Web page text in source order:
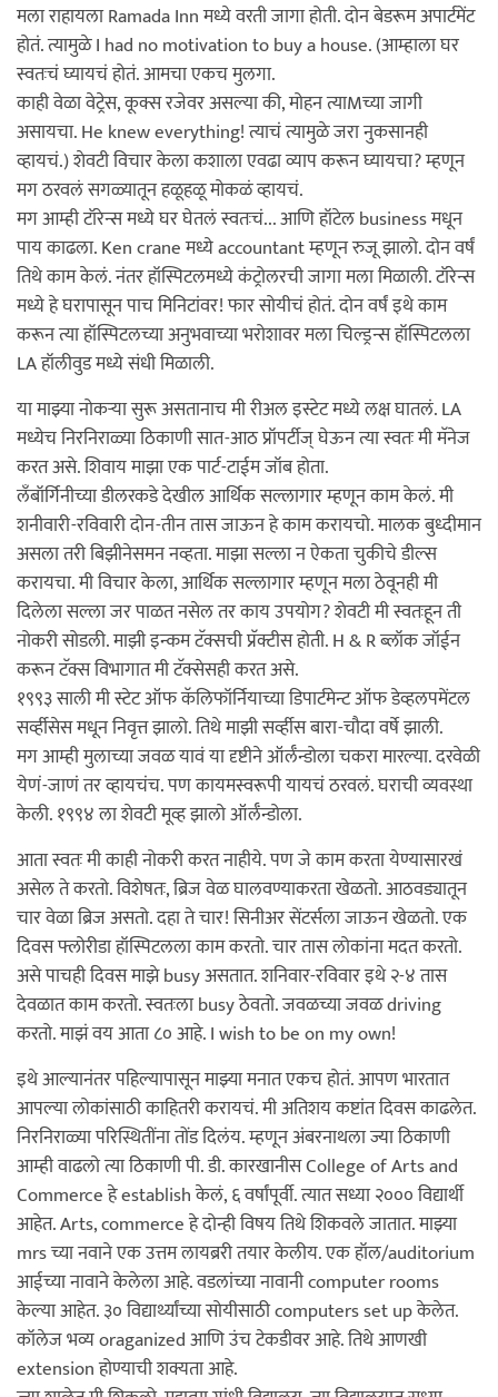
मला राहायला Ramada Inn मध्ये वरती जागा होती. दोन बेडरूम अपार्टमेंट
होतं. त्यामुळे I had no motivation to buy a house. (आम्हाला घर
स्वतःचं घ्यायचं होतं. आमचा एकच मुलगा.
काही वेळा वेट्रेस, कूक्स रजेवर असल्या की, मोहन त्याMच्या जागी
असायचा. He knew everything! त्याचं त्यामुळे जरा नुकसानही
व्हायचं.) शेवटी विचार केला कशाला एवढा व्याप करून घ्यायचा? म्हणून
मग ठरवलं सगळ्यातून हळूहळू मोकळं व्हायचं.
मग आम्ही टॉरेन्स मध्ये घर घेतलं स्वतःचं... आणि हॉटेल business मधून
पाय काढला. Ken crane मध्ये accountant म्हणून रुजू झालो. दोन वर्षं
तिथे काम केलं. नंतर हॉस्पिटलमध्ये कंट्रोलरची जागा मला मिळाली. टॉरेन्स
मध्ये हे घरापासून पाच मिनिटांवर! फार सोयीचं होतं. दोन वर्षं इथे काम
करून त्या हॉस्पिटलच्या अनुभवाच्या भरोशावर मला चिल्ड्रन्स हॉस्पिटलला
LA हॉलीवुड मध्ये संधी मिळाली.
या माझ्या नोकर्‍या सुरू असतानाच मी रीअल इस्टेट मध्ये लक्ष घातलं. LA
मध्येच निरनिराळ्या ठिकाणी सात-आठ प्रॉपर्टीज् घेऊन त्या स्वतः मी मॅनेज
करत असे. शिवाय माझा एक पार्ट-टाईम जॉब होता.
लँबॉर्गिनीच्या डीलरकडे देखील आर्थिक सल्लागार म्हणून काम केलं. मी
शनीवारी-रविवारी दोन-तीन तास जाऊन हे काम करायचो. मालक बुध्दीमान
असला तरी बिझीनेसमन नव्हता. माझा सल्ला न ऐकता चुकीचे डील्स
करायचा. मी विचार केला, आर्थिक सल्लागार म्हणून मला ठेवूनही मी
दिलेला सल्ला जर पाळत नसेल तर काय उपयोग? शेवटी मी स्वतःहून ती
नोकरी सोडली. माझी इन्कम टॅक्सची प्रॅक्टीस होती. H & R ब्लॉक जॉईन
करून टॅक्स विभागात मी टॅक्सेसही करत असे.
१९९३ साली मी स्टेट ऑफ कॅलिफॉर्नियाच्या डिपार्टमेन्ट ऑफ डेव्हलपमेंटल
सर्व्हीसेस मधून निवृत्त झालो. तिथे माझी सर्व्हीस बारा-चौदा वर्षे झाली.
मग आम्ही मुलाच्या जवळ यावं या दृष्टीने ऑर्लँन्डोला चकरा मारल्या. दरवेळी
येणं-जाणं तर व्हायचंच. पण कायमस्वरूपी यायचं ठरवलं. घराची व्यवस्था
केली. १९९४ ला शेवटी मूव्ह झालो ऑर्लँन्डोला.
आता स्वतः मी काही नोकरी करत नाहीये. पण जे काम करता येण्यासारखं
असेल ते करतो. विशेषतः, ब्रिज वेळ घालवण्याकरता खेळतो. आठवड्यातून
चार वेळा ब्रिज असतो. दहा ते चार! सिनीअर सेंटर्सला जाऊन खेळतो. एक
दिवस फ्लोरीडा हॉस्पिटलला काम करतो. चार तास लोकांना मदत करतो.
असे पाचही दिवस माझे busy असतात. शनिवार-रविवार इथे २-४ तास
देवळात काम करतो. स्वतःला busy ठेवतो. जवळच्या जवळ driving
करतो. माझं वय आता ८० आहे. I wish to be on my own!
इथे आल्यानंतर पहिल्यापासून माझ्या मनात एकच होतं. आपण भारतात
आपल्या लोकांसाठी काहितरी करायचं. मी अतिशय कष्टांत दिवस काढलेत.
निरनिराळ्या परिस्थितींना तोंड दिलंय. म्हणून अंबरनाथला ज्या ठिकाणी
आम्ही वाढलो त्या ठिकाणी पी. डी. कारखानीस College of Arts and
Commerce हे establish केलं, ६ वर्षांपूर्वी. त्यात सध्या २००० विद्यार्थी
आहेत. Arts, commerce हे दोन्ही विषय तिथे शिकवले जातात. माझ्या
mrs च्या नवाने एक उत्तम लायब्ररी तयार केलीय. एक हॉल/auditorium
आईच्या नावाने केलेला आहे. वडलांच्या नावानी computer rooms
केल्या आहेत. ३० विद्यार्थ्यांच्या सोयीसाठी computers set up केलेत.
कॉलेज भव्य oraganized आणि उंच टेकडीवर आहे. तिथे आणखी
extension होण्याची शक्यता आहे.